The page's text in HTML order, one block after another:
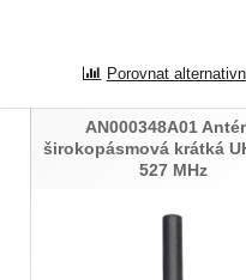
Porovnat
AN000348A01
širokopásmová krátká
527 MHz